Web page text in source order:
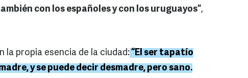
con los españoles y con los uruguayos”,
la propia esencia de la ciudad:“El ser tapatío
y se puede decir desmadre, pero sano.